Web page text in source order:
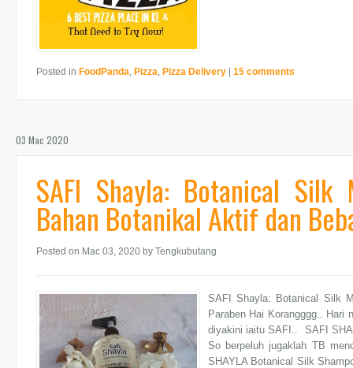
Posted in FoodPanda, Pizza, Pizza Delivery 15 comments
03 Mac 2020
SAFI Shayla: Botanical
Bahan Botanikal Aktif dan
Posted on Mac 03, 2020 by Tengkubutang
SAFI Shayla: Botanical Silk
Paraben Hai Korangggg.. Hari
diyakini iaitu SAFI.. SAFI
So berpeluh jugaklah TB
SHAYLA Botanical Silk